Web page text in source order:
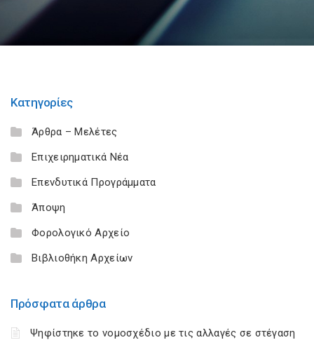
Κατηγορίες
Άρθρα – Μελέτες
Επιχειρηματικά Νέα
Επενδυτικά Προγράμματα
Άποψη
Φορολογικό Αρχείο
Βιβλιοθήκη Αρχείων
Πρόσφατα άρθρα
Ψηφίστηκε το νομοσχέδιο με τις αλλαγές σε στέγαση